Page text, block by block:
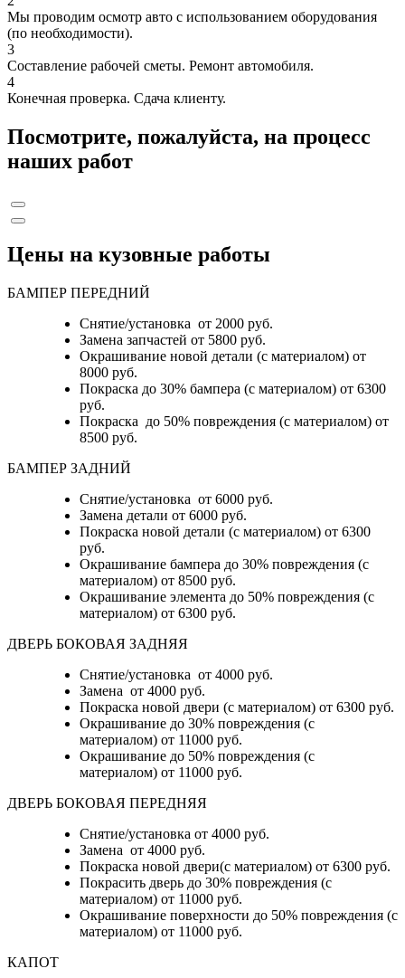
Мы проводим осмотр авто с использованием оборудования
(по необходимости).
3
Составление рабочей сметы. Ремонт автомобиля.
4
Конечная проверка. Сдача клиенту.
Посмотрите, пожалуйста, на процесс
наших работ
Цены на кузовные работы
БАМПЕР ПЕРЕДНИЙ
Снятие/установка от 2000 руб.
Замена запчастей от 5800 руб.
Окрашивание новой детали (с материалом) от
8000 руб.
Покраска до 30% бампера (с материалом) от 6300
руб.
Покраска до 50% повреждения (с материалом) от
8500 руб.
БАМПЕР ЗАДНИЙ
Снятие/установка от 6000 руб.
Замена детали от 6000 руб.
Покраска новой детали (с материалом) от 6300
руб.
Окрашивание бампера до 30% повреждения (с
материалом) от 8500 руб.
Окрашивание элемента до 50% повреждения (с
материалом) от 6300 руб.
ДВЕРЬ БОКОВАЯ ЗАДНЯЯ
Снятие/установка от 4000 руб.
Замена от 4000 руб.
Покраска новой двери (с материалом) от 6300 руб.
Окрашивание до 30% повреждения (с
материалом) от 11000 руб.
Окрашивание до 50% повреждения (с
материалом) от 11000 руб.
ДВЕРЬ БОКОВАЯ ПЕРЕДНЯЯ
Снятие/установка от 4000 руб.
Замена от 4000 руб.
Покраска новой двери(с материалом) от 6300 руб.
Покрасить дверь до 30% повреждения (с
материалом) от 11000 руб.
Окрашивание поверхности до 50% повреждения (с
материалом) от 11000 руб.
КАПОТ